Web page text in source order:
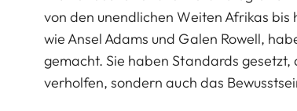
von den unendlichen Weiten Afrikas
wie Ansel Adams und Galen Rowell,
gemacht. Sie haben Standards
verholfen, sondern auch das